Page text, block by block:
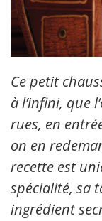
Ce petit
à l’infini, que
rues, en
on en
recette est
spécialité, sa
ingrédient